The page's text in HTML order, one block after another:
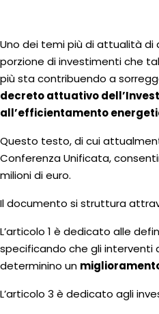
Uno dei temi più di attualità di
porzione di investimenti che
più sta contribuendo a
decreto attuativo
all’efficientamento
Questo testo, di cui
Conferenza Unificata,
milioni di euro.
Il documento si struttura
L’articolo 1 è dedicato alle
specificando che gli interventi
determinino un
L’articolo 3 è dedicato agli